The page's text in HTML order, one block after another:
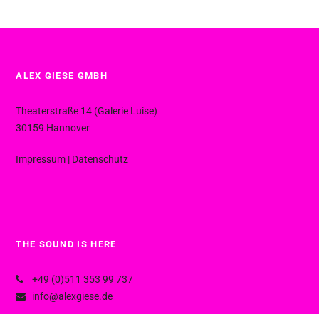
ALEX GIESE GMBH
Theaterstraße 14 (Galerie Luise)
30159 Hannover
Impressum | Datenschutz
THE SOUND IS HERE
+49 (0)511 353 99 737
info@alexgiese.de